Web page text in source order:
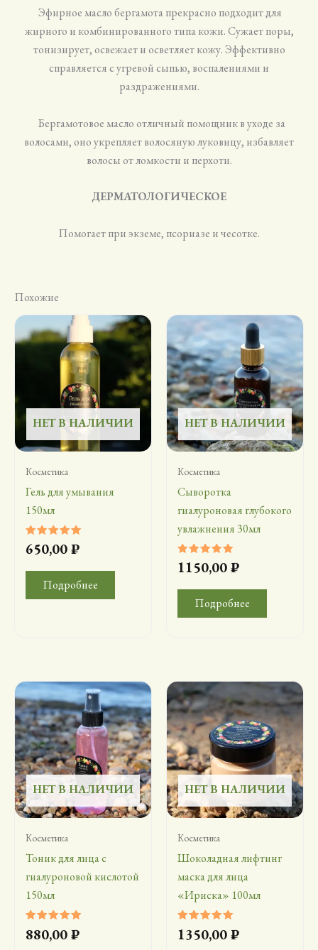
Эфирное масло бергамота прекрасно подходит для
жирного и комбинированного типа кожи. Сужает поры,
тонизирует, освежает и осветляет кожу. Эффективно
справляется с угревой сыпью, воспалениями и
раздражениями.
Бергамотовое масло отличный помощник в уходе за
волосами, оно укрепляет волосяную луковицу, избавляет
волосы от ломкости и перхоти.
ДЕРМАТОЛОГИЧЕСКОЕ
Помогает при экземе, псориазе и чесотке.
Похожие
НЕТ В НАЛИЧИИ
Косметика
Гель для умывания
150мл
Оценка
5.00
650,00₽
Подробнее
НЕТ В НАЛИЧИИ
Косметика
Сыворотка
гиалуроновая глубокого
увлажнения 30мл
Оценка
5.00
1150,00₽
Подробнее
НЕТ В НАЛИЧИИ
Косметика
Тоник для лица с
гиалуроновой кислотой
150мл
Оценка
5.00
880,00₽
НЕТ В НАЛИЧИИ
Косметика
Шоколадная лифтинг
маска для лица
«Ириска» 100мл
Оценка
5.00
1350,00₽